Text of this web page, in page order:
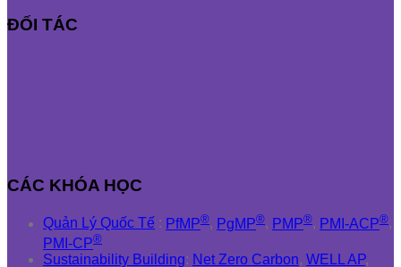
ĐỐI TÁC
CÁC KHÓA HỌC
Quản Lý Quốc Tế : PfMP®, PgMP®, PMP®, PMI-ACP®,
PMI-CP®
Sustainability Building: Net Zero Carbon, WELL AP,